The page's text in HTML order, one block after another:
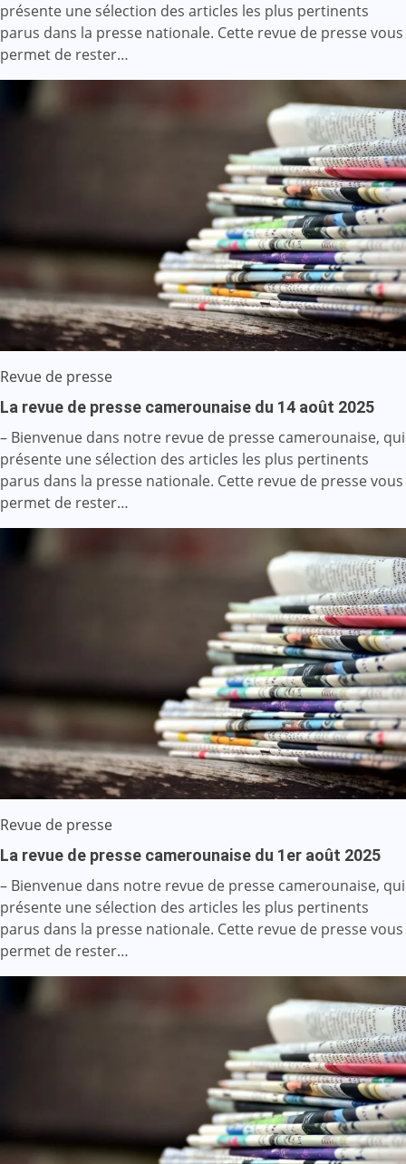
présente une sélection des articles les plus pertinents
parus dans la presse nationale. Cette revue de presse vous
permet de rester…
Revue de presse
La revue de presse camerounaise du 14 août 2025
– Bienvenue dans notre revue de presse camerounaise, qui
présente une sélection des articles les plus pertinents
parus dans la presse nationale. Cette revue de presse vous
permet de rester…
Revue de presse
La revue de presse camerounaise du 1er août 2025
– Bienvenue dans notre revue de presse camerounaise, qui
présente une sélection des articles les plus pertinents
parus dans la presse nationale. Cette revue de presse vous
permet de rester…